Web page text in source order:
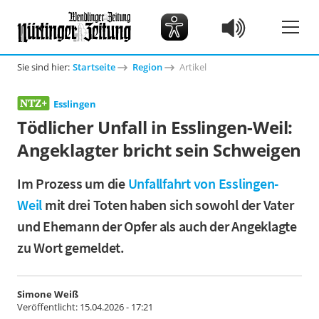
Sie sind hier: Startseite Region Artikel
Esslingen
Tödlicher Unfall in Esslingen-Weil:
Angeklagter bricht sein Schweigen
Im Prozess um die Unfallfahrt von Esslingen-
Weil mit drei Toten haben sich sowohl der Vater
und Ehemann der Opfer als auch der Angeklagte
zu Wort gemeldet.
Simone Weiß
Veröffentlicht: 15.04.2026 - 17:21